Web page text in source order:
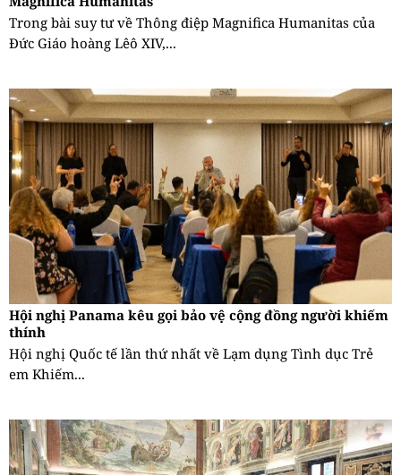
Trong bài suy tư về Thông điệp Magnifica Humanitas của
Đức Giáo hoàng Lêô XIV,...
Hội nghị Panama kêu gọi bảo vệ cộng đồng người khiếm
thính
Hội nghị Quốc tế lần thứ nhất về Lạm dụng Tình dục Trẻ
em Khiếm...